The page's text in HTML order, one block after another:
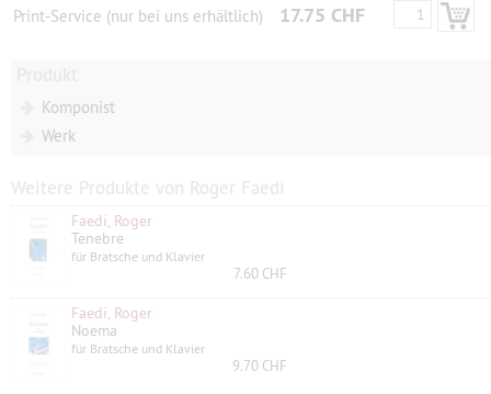
Print-Service (nur bei uns erhältlich) 17.75 CHF
Komponist
Werk
Weitere Produkte von Roger Faedi
Faedi, Roger
Tenebre
für Bratsche und Klavier
7.60 CHF
Faedi, Roger
Noema
für Bratsche und Klavier
9.70 CHF